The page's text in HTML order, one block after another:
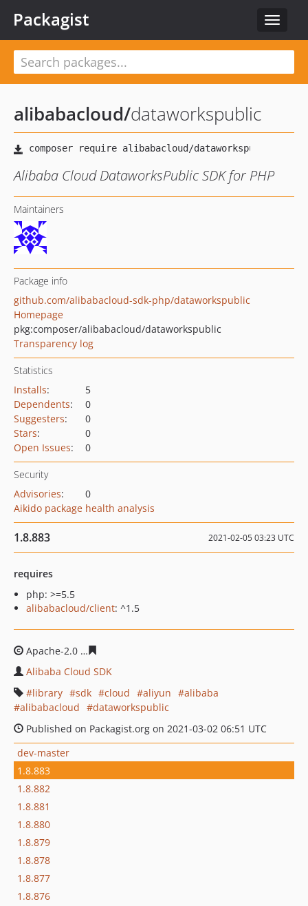
Toggle
Packagist
alibabacloud/dataworkspublic
Alibaba Cloud DataworksPublic SDK for PHP
Maintainers
Package info
github.com/alibabacloud-sdk-php/dataworkspublic
Homepage
pkg:composer/alibabacloud/dataworkspublic
Transparency log
Statistics
Installs:
5
Dependents:
0
Suggesters:
0
Stars:
0
Open Issues: 0
Security
Advisories:
0
Aikido package health analysis
1.8.883 2021-02-05 03:23 UTC
requires
php: >=5.5
alibabacloud/client: ^1.5
Apache-2.0
Alibaba Cloud SDK
library
sdk cloud aliyun
alibaba
alibabacloud
dataworkspublic
Published on Packagist.org on 2021-03-02 06:51 UTC
dev-master
1.8.883
1.8.882
1.8.881
1.8.880
1.8.879
1.8.878
1.8.877
1.8.876